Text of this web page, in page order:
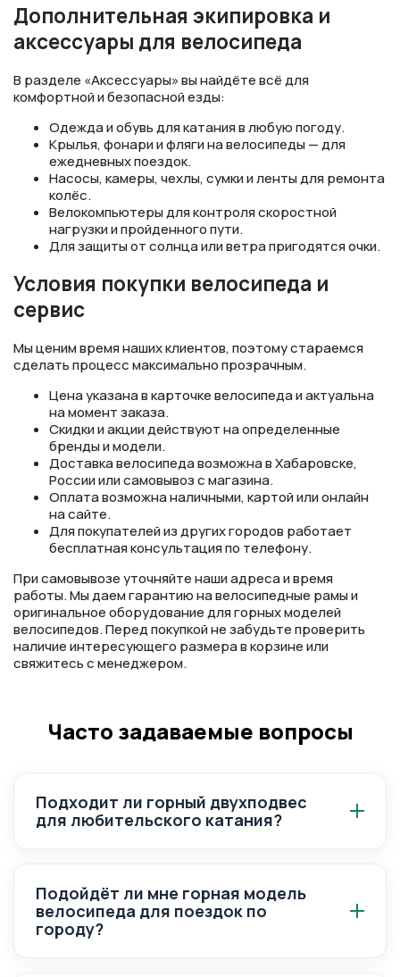
Дополнительная экипировка и
аксессуары для велосипеда
В разделе «Аксессуары» вы найдёте всё для
комфортной и безопасной езды:
Одежда и обувь для катания в любую погоду.
Крылья, фонари и фляги на велосипеды — для
ежедневных поездок.
Насосы, камеры, чехлы, сумки и ленты для ремонта
колёс.
Велокомпьютеры для контроля скоростной
нагрузки и пройденного пути.
Для защиты от солнца или ветра пригодятся очки.
Условия покупки велосипеда и
сервис
Мы ценим время наших клиентов, поэтому стараемся
сделать процесс максимально прозрачным.
Цена указана в карточке велосипеда и актуальна
на момент заказа.
Скидки и акции действуют на определенные
бренды и модели.
Доставка велосипеда возможна в Хабаровске,
России или самовывоз с магазина.
Оплата возможна наличными, картой или онлайн
на сайте.
Для покупателей из других городов работает
бесплатная консультация по телефону.
При самовывозе уточняйте наши адреса и время
работы. Мы даем гарантию на велосипедные рамы и
оригинальное оборудование для горных моделей
велосипедов. Перед покупкой не забудьте проверить
наличие интересующего размера в корзине или
свяжитесь с менеджером.
Часто задаваемые вопросы
Подходит ли горный двухподвес
для любительского катания?
дороже.
Подойдёт ли мне горная модель
велосипеда для поездок по
городу?